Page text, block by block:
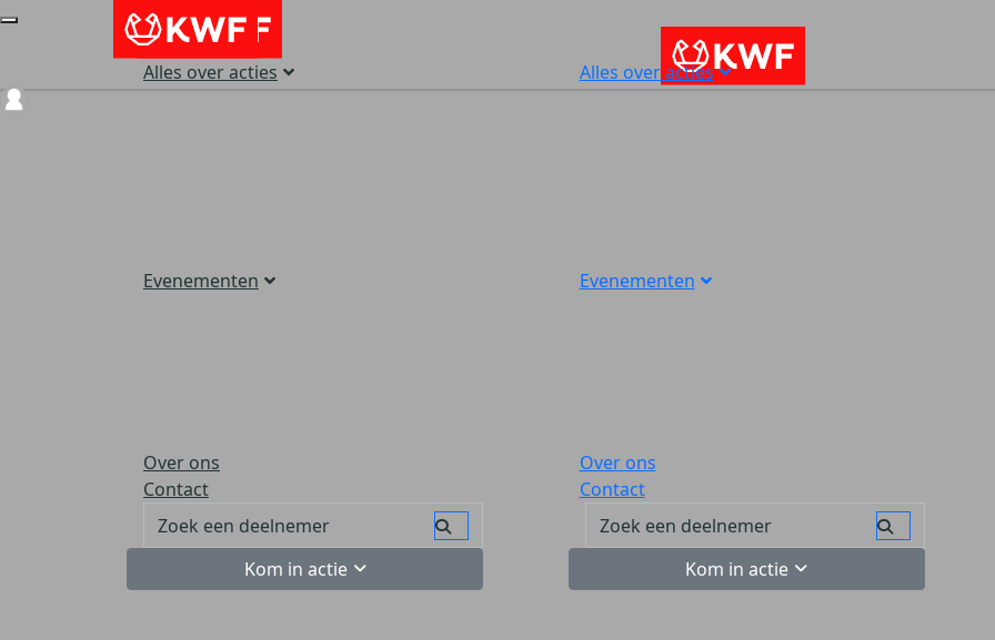
Alles over acties
Evenementen
Over ons
Contact
Kom in actie
Alles over acties
Evenementen
Over ons
Contact
Kom in actie